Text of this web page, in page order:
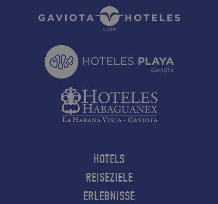
HOTELS
REISEZIELE
ERLEBNISSE